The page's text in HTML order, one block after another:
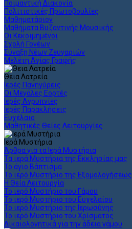
Ποιμαντική Διακονία
Πολιτιστικές Πρωτοβουλίες
Μαθηματάριον
Μαθήματα Βυζαντινής Μουσικής
Οι Κεκοιμημένοι
Σχολή Γονέων
Σύναξη Νέων Ζευγαριών
Μελέτη Αγίας Γραφής
Θεια Λατρεία
Ιερές Πανηγύρεις
Οι Μεγάλες Εορτές
Ιερές Αγρυπνίες
Ιερές Παρακλήσεις
Ευχέλαιο
Μαθητικές Θείες Λειτουργίες
Ιερά Μυστήρια
Άρθρα για τα Ιερά Μυστήρια
Τα ιερά Μυστήρια της Εκκλησίας μας
Το άγιο Βάπτισμα
Το ιερό Μυστήριο της Εξομολογήσεως
Η Θεία Λειτουργία
Το ιερό Μυστήριο του Γάμου
Το ιερό Μυστήριο του Ευχελαίου
Το ιερό Μυστήριο της Ιερωσύνης
Το ιερό Μυστήριο του Χρίσματος
Δικαιολογητικά για την άδεια γάμου